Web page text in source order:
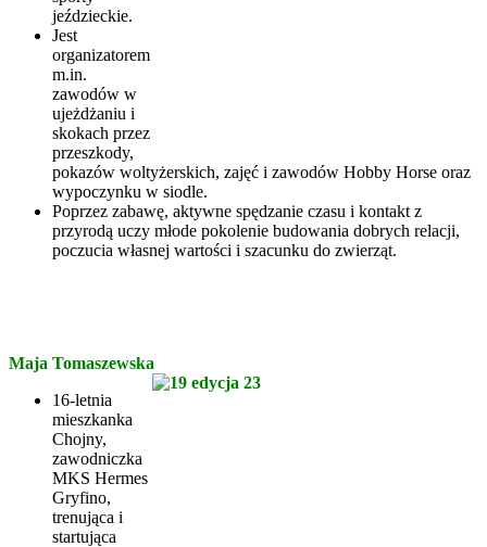
jeździeckie.
Jest
organizatorem
m.in.
zawodów w
ujeżdżaniu i
skokach przez
przeszkody,
pokazów woltyżerskich, zajęć i zawodów Hobby Horse oraz
wypoczynku w siodle.
Poprzez zabawę, aktywne spędzanie czasu i kontakt z
przyrodą uczy młode pokolenie budowania dobrych relacji,
poczucia własnej wartości i szacunku do zwierząt.
Maja Tomaszewska
16-letnia
mieszkanka
Chojny,
zawodniczka
MKS Hermes
Gryfino,
trenująca i
startująca